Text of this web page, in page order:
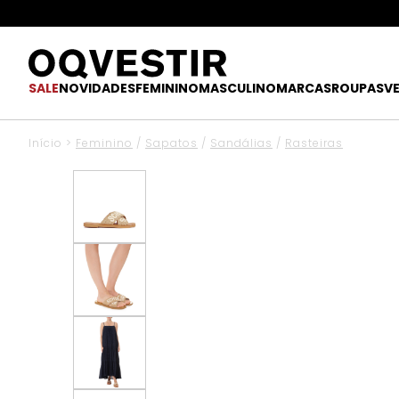
SALENOVIDADESFEMININOMASCULINOMARCASROUPAS
Início > Feminino / Sapatos / Sandálias / Rasteiras